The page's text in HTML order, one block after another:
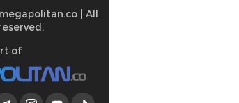
| All
of